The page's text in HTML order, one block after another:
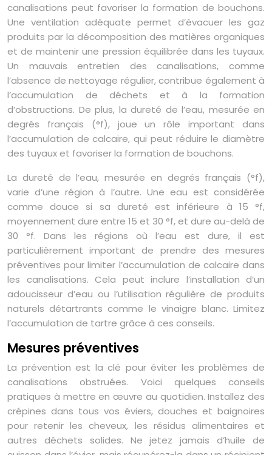
canalisations peut favoriser la formation de bouchons.
Une ventilation adéquate permet d’évacuer les gaz
produits par la décomposition des matières organiques
et de maintenir une pression équilibrée dans les tuyaux.
Un mauvais entretien des canalisations, comme
l’absence de nettoyage régulier, contribue également à
l’accumulation de déchets et à la formation
d’obstructions. De plus, la dureté de l’eau, mesurée en
degrés français (°f), joue un rôle important dans
l’accumulation de calcaire, qui peut réduire le diamètre
des tuyaux et favoriser la formation de bouchons.
La dureté de l’eau, mesurée en degrés français (°f),
varie d’une région à l’autre. Une eau est considérée
comme douce si sa dureté est inférieure à 15 °f,
moyennement dure entre 15 et 30 °f, et dure au-delà de
30 °f. Dans les régions où l’eau est dure, il est
particulièrement important de prendre des mesures
préventives pour limiter l’accumulation de calcaire dans
les canalisations. Cela peut inclure l’installation d’un
adoucisseur d’eau ou l’utilisation régulière de produits
naturels détartrants comme le vinaigre blanc. Limitez
l’accumulation de tartre grâce à ces conseils.
Mesures préventives
La prévention est la clé pour éviter les problèmes de
canalisations obstruées. Voici quelques conseils
pratiques à mettre en œuvre au quotidien. Installez des
crépines dans tous vos éviers, douches et baignoires
pour retenir les cheveux, les résidus alimentaires et
autres déchets solides. Ne jetez jamais d’huile de